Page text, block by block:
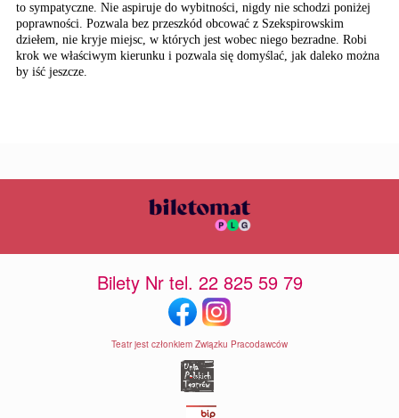
to sympatyczne. Nie aspiruje do wybitności, nigdy nie schodzi poniżej
poprawności. Pozwala bez przeszkód obcować z Szekspiro­wskim
dziełem, nie kryje miejsc, w których jest wobec niego bezradne. Robi
krok we właści­wym kierunku i pozwala się domyślać, jak da­leko można
by iść jeszcze.
Bilety Nr tel. 22 825 59 79
Teatr jest członkiem Związku Pracodawców